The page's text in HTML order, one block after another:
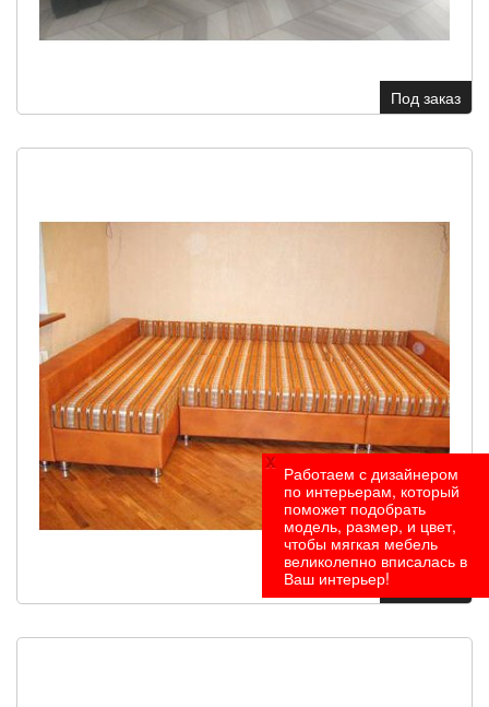
Под заказ
Работаем с дизайнером
по интерьерам, который
поможет подобрать
модель, размер, и цвет,
чтобы мягкая мебель
великолепно вписалась в
Ваш интерьер!
x